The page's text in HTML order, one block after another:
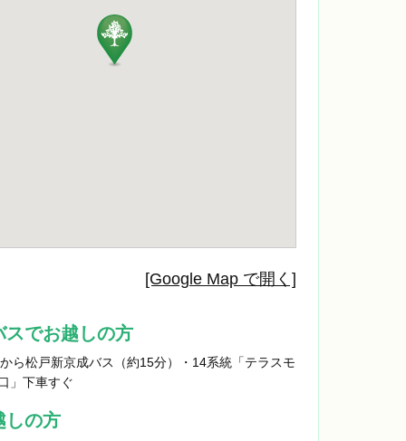
[Google Map で開く]
スでお越しの方
ら松戸新京成バス（約15分）・14系統「テラスモ
」下車すぐ
しの方